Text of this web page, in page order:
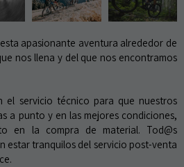
apasionante aventura alrededor de
nos llena y del que nos encontramos
el servicio técnico para que nuestros
a punto y en las mejores condiciones,
en la compra de material. Tod@s
estar tranquilos del servicio post-venta